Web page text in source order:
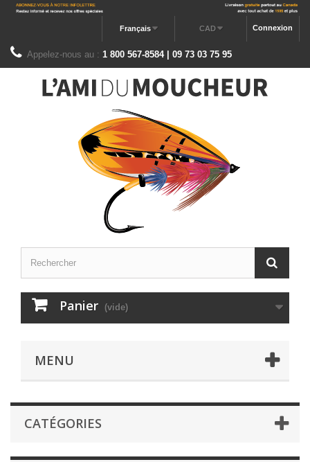
Connexion
CAD
Français
Appelez-nous au : 1 800 567-8584 | 09 73 03 75 95
Panier (vide)
MENU
CATÉGORIES